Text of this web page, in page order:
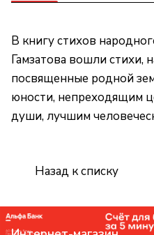
В книгу стихов
Гамзатова вошли стихи,
посвященные родной
юности, непреходящим
души, лучшим
Назад к списку